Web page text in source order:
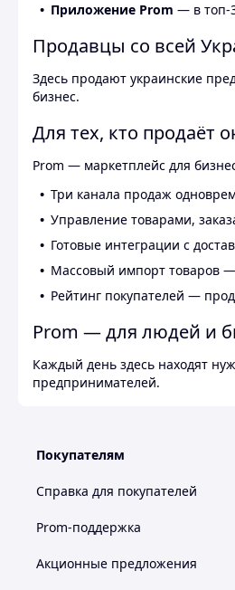
Приложение Prom — в топ-
Продавцы со всей
Здесь продают украинские
бизнес.
Для тех, кто продаёт
Prom — маркетплейс для
Три канала продаж
Управление товарами,
Готовые интеграции с
Массовый импорт товаров —
Рейтинг покупателей —
Prom — для людей и
Каждый день здесь находят
предпринимателей.
Покупателям
Справка для покупателей
Prom-поддержка
Акционные предложения